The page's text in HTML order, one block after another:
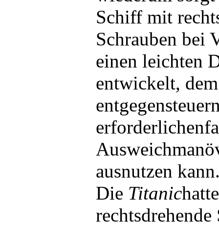
Schiff mit
Schrauben bei
einen leichten
entwickelt,
ausnutzen
Die Titanic